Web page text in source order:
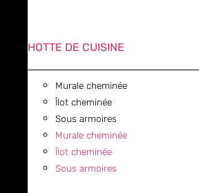
HOTTE DE CUISINE
Murale cheminée
Îlot cheminée
Sous armoires
Murale cheminée
Îlot cheminée
Sous armoires